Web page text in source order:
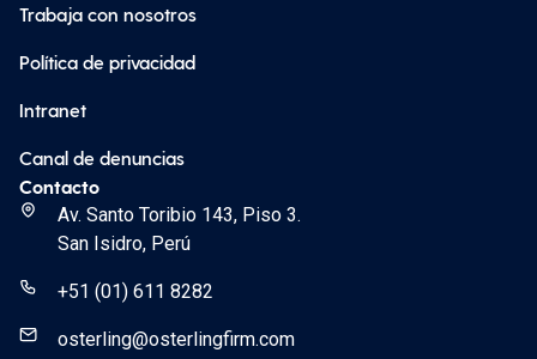
Trabaja con nosotros
Política de privacidad
Intranet
Canal de denuncias
Contacto
Av. Santo Toribio 143, Piso 3.
San Isidro, Perú
+51 (01) 611 8282
osterling@osterlingfirm.com